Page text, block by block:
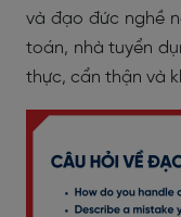
và đạo đức nghề
toán, nhà tuyển
thực, cẩn thận và